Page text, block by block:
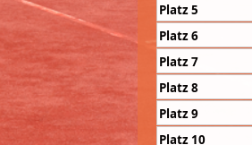
Platz 5
Platz 6
Platz 7
Platz 8
Platz 9
Platz 10